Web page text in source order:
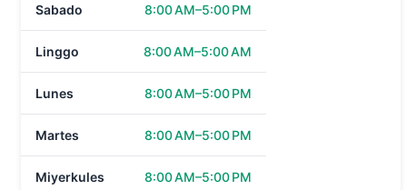
Sabado 8:00 AM–5:00 PM
Linggo 8:00 AM–5:00 AM
Lunes 8:00 AM–5:00 PM
Martes 8:00 AM–5:00 PM
Miyerkules 8:00 AM–5:00 PM